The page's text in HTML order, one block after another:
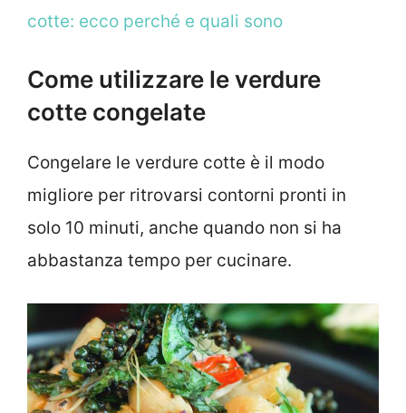
cotte: ecco perché e quali sono
Come utilizzare le verdure
cotte congelate
Congelare le verdure cotte è il modo
migliore per ritrovarsi contorni pronti in
solo 10 minuti, anche quando non si ha
abbastanza tempo per cucinare.